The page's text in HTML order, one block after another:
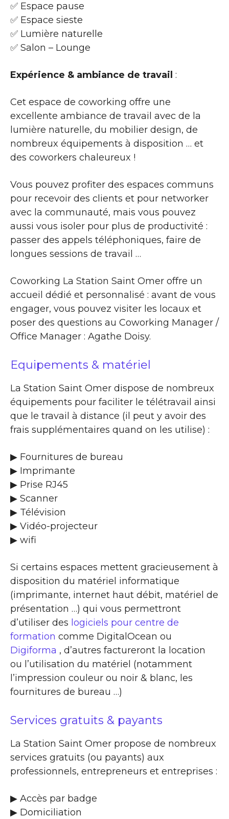
✅ Espace pause
✅ Espace sieste
✅ Lumière naturelle
✅ Salon – Lounge
Expérience & ambiance de travail :
Cet espace de coworking offre une
excellente ambiance de travail avec de la
lumière naturelle, du mobilier design, de
nombreux équipements à disposition … et
des coworkers chaleureux !
Vous pouvez profiter des espaces communs
pour recevoir des clients et pour networker
avec la communauté, mais vous pouvez
aussi vous isoler pour plus de productivité :
passer des appels téléphoniques, faire de
longues sessions de travail …
Coworking La Station Saint Omer offre un
accueil dédié et personnalisé : avant de vous
engager, vous pouvez visiter les locaux et
poser des questions au Coworking Manager /
Office Manager : Agathe Doisy.
Equipements & matériel
La Station Saint Omer dispose de nombreux
équipements pour faciliter le télétravail ainsi
que le travail à distance (il peut y avoir des
frais supplémentaires quand on les utilise) :
▶ Fournitures de bureau
▶ Imprimante
▶ Prise RJ45
▶ Scanner
▶ Télévision
▶ Vidéo-projecteur
▶ wifi
Si certains espaces mettent gracieusement à
disposition du matériel informatique
(imprimante, internet haut débit, matériel de
présentation …) qui vous permettront
d’utiliser des logiciels pour centre de
formation comme DigitalOcean ou
Digiforma , d’autres factureront la location
ou l’utilisation du matériel (notamment
l’impression couleur ou noir & blanc, les
fournitures de bureau …)
Services gratuits & payants
La Station Saint Omer propose de nombreux
services gratuits (ou payants) aux
professionnels, entrepreneurs et entreprises :
▶​ Accès par badge
▶​ Domiciliation